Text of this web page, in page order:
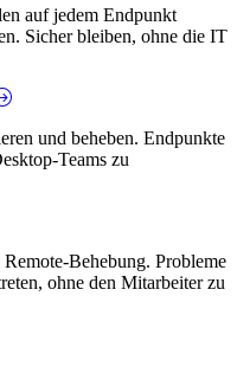
auf jedem Endpunkt
Sicher bleiben, ohne die IT
und beheben. Endpunkte
Teams zu
Behebung. Probleme
ohne den Mitarbeiter zu